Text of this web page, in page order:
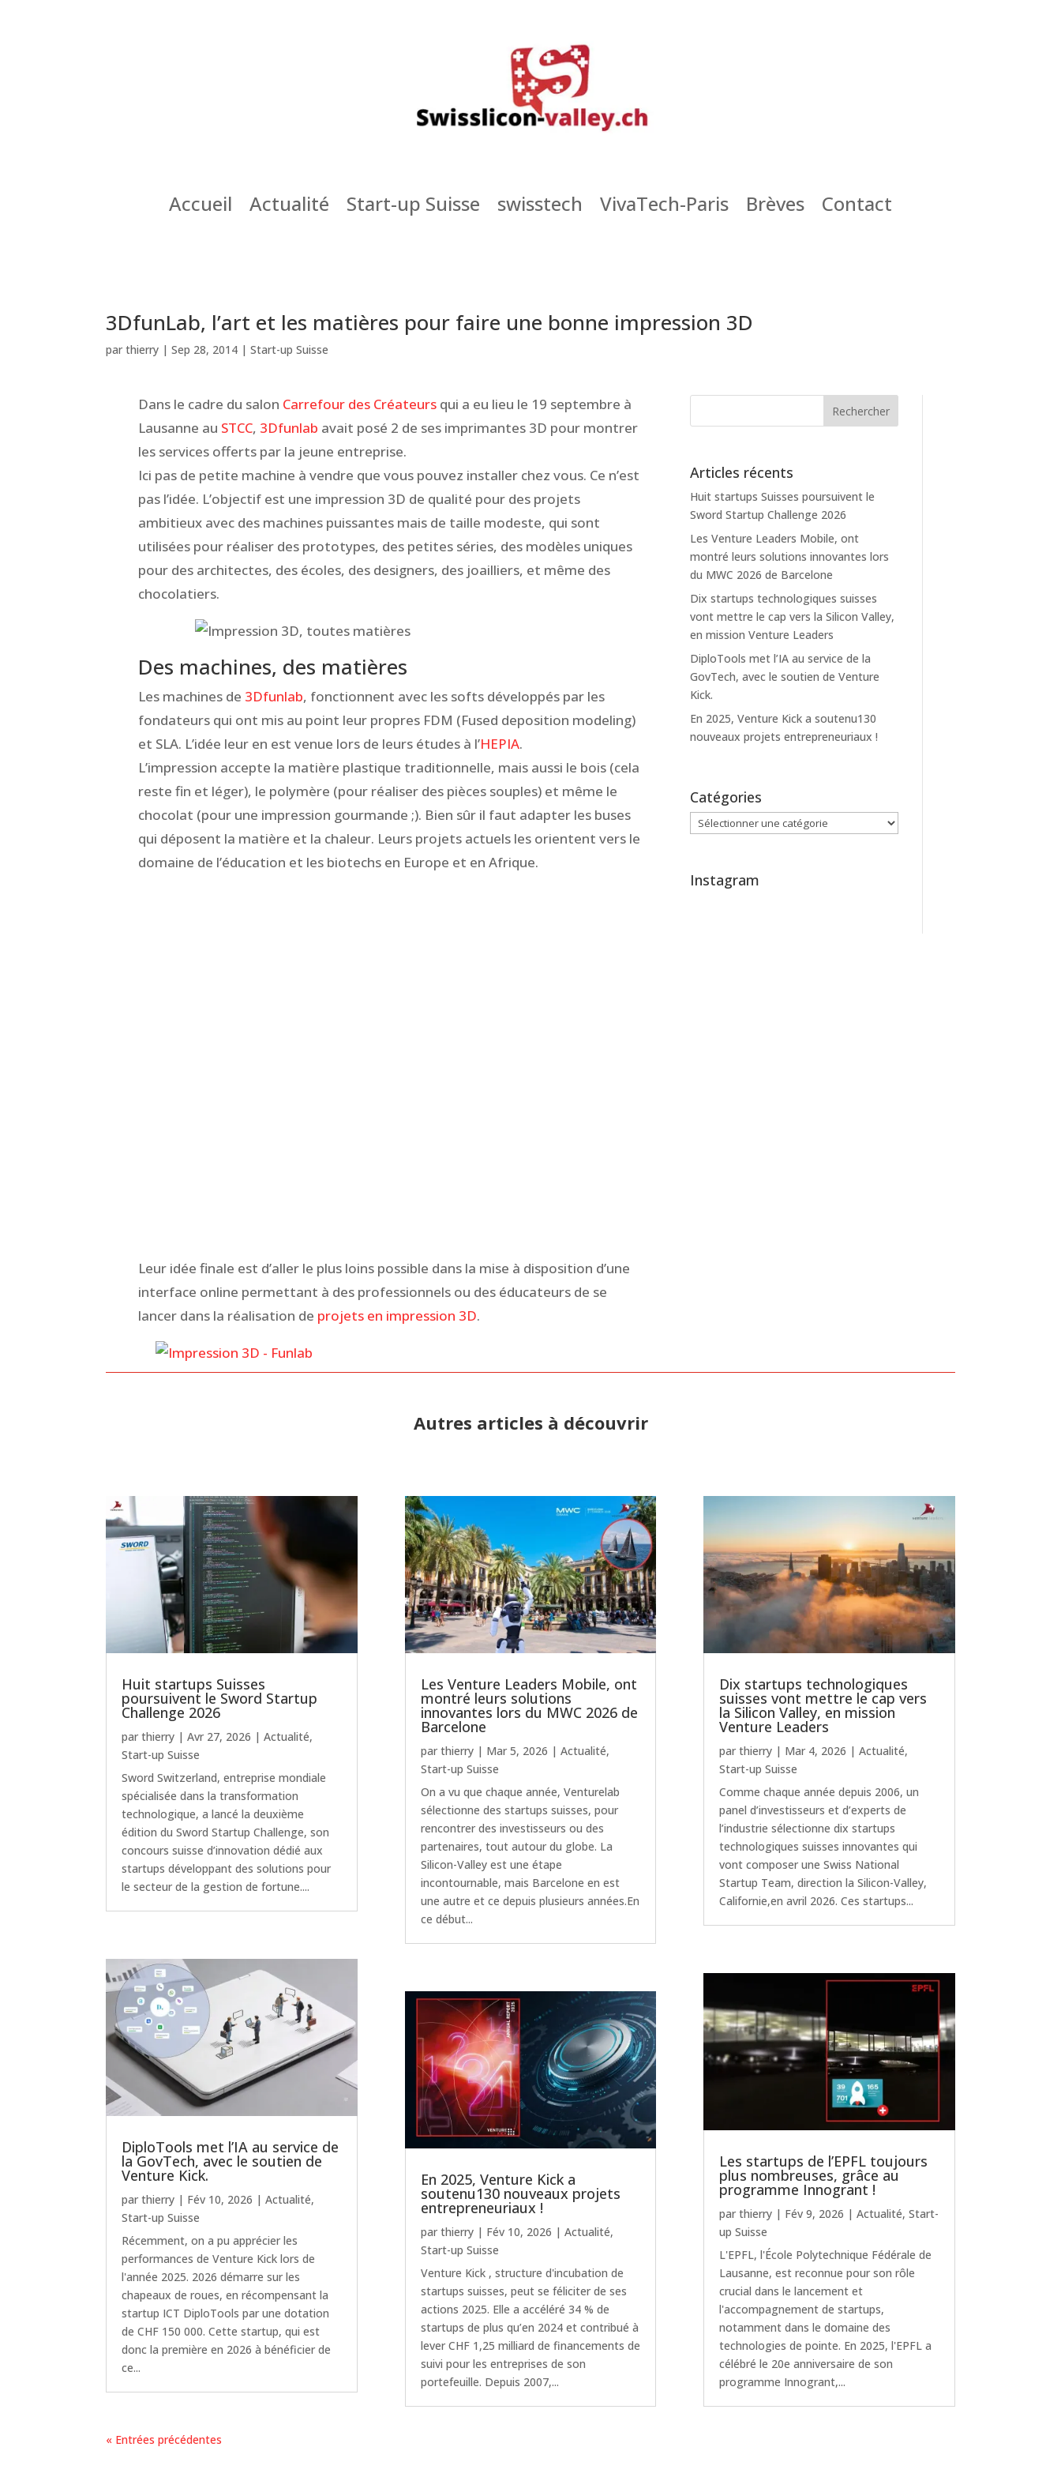
Accueil Actualité Start-up Suisse swisstech VivaTech-Paris Brèves Contact
3DfunLab, l’art et les matières pour faire une bonne impression 3D
parthierry |Sep 28, 2014 |Start-up Suisse
Dans le cadre du salon Carrefour des Créateurs qui a eu lieu le 19 septembre à
Lausanne au STCC, 3Dfunlab avait posé 2 de ses imprimantes 3D pour montrer
les services offerts par la jeune entreprise.
Ici pas de petite machine à vendre que vous pouvez installer chez vous. Ce n’est
pas l’idée. L’objectif est une impression 3D de qualité pour des projets
ambitieux avec des machines puissantes mais de taille modeste, qui sont
utilisées pour réaliser des prototypes, des petites séries, des modèles uniques
pour des architectes, des écoles, des designers, des joailliers, et même des
chocolatiers.
Des machines, des matières
Les machines de 3Dfunlab, fonctionnent avec les softs développés par les
fondateurs qui ont mis au point leur propres FDM (Fused deposition modeling)
et SLA. L’idée leur en est venue lors de leurs études à l’HEPIA.
L’impression accepte la matière plastique traditionnelle, mais aussi le bois (cela
reste fin et léger), le polymère (pour réaliser des pièces souples) et même le
chocolat (pour une impression gourmande ;). Bien sûr il faut adapter les buses
qui déposent la matière et la chaleur. Leurs projets actuels les orientent vers le
domaine de l’éducation et les biotechs en Europe et en Afrique.
Leur idée finale est d’aller le plus loins possible dans la mise à disposition d’une
interface online permettant à des professionnels ou des éducateurs de se
lancer dans la réalisation de projets en impression 3D.
Articles récents
Huit startups Suisses poursuivent le
Sword Startup Challenge 2026
Les Venture Leaders Mobile, ont
montré leurs solutions innovantes lors
du MWC 2026 de Barcelone
Dix startups technologiques suisses
vont mettre le cap vers la Silicon Valley,
en mission Venture Leaders
DiploTools met l’IA au service de la
GovTech, avec le soutien de Venture
Kick.
En 2025, Venture Kick a soutenu130
nouveaux projets entrepreneuriaux !
Catégories
Catégories
Instagram
Autres articles à découvrir
Huit startups Suisses
poursuivent le Sword Startup
Challenge 2026
parthierry |Avr 27, 2026 |Actualité,
Start-up Suisse
Sword Switzerland, entreprise mondiale
spécialisée dans la transformation
technologique, a lancé la deuxième
édition du Sword Startup Challenge, son
concours suisse d’innovation dédié aux
startups développant des solutions pour
le secteur de la gestion de fortune....
DiploTools met l’IA au service de
la GovTech, avec le soutien de
Venture Kick.
parthierry | Fév 10, 2026 |Actualité,
Start-up Suisse
Récemment, on a pu apprécier les
performances de Venture Kick lors de
l'année 2025. 2026 démarre sur les
chapeaux de roues, en récompensant la
startup ICT DiploTools par une dotation
de CHF 150 000. Cette startup, qui est
donc la première en 2026 à bénéficier de
ce...
Les Venture Leaders Mobile, ont
montré leurs solutions
innovantes lors du MWC 2026 de
Barcelone
par thierry| Mar 5, 2026 | Actualité,
Start-up Suisse
On a vu que chaque année, Venturelab
sélectionne des startups suisses, pour
rencontrer des investisseurs ou des
partenaires, tout autour du globe. La
Silicon-Valley est une étape
incontournable, mais Barcelone en est
une autre et ce depuis plusieurs années.En
ce début...
En 2025, Venture Kick a
soutenu130 nouveaux projets
entrepreneuriaux !
par thierry| Fév 10, 2026 | Actualité,
Start-up Suisse
Venture Kick , structure d'incubation de
startups suisses, peut se féliciter de ses
actions 2025. Elle a accéléré 34 % de
startups de plus qu’en 2024 et contribué à
lever CHF 1,25 milliard de financements de
suivi pour les entreprises de son
portefeuille. Depuis 2007,...
Dix startups technologiques
suisses vont mettre le cap vers
la Silicon Valley, en mission
Venture Leaders
par thierry| Mar 4, 2026 | Actualité,
Start-up Suisse
Comme chaque année depuis 2006, un
panel d’investisseurs et d’experts de
l’industrie sélectionne dix startups
technologiques suisses innovantes qui
vont composer une Swiss National
Startup Team, direction la Silicon-Valley,
Californie,en avril 2026. Ces startups...
Les startups de l’EPFL toujours
plus nombreuses, grâce au
programme Innogrant !
par thierry| Fév 9, 2026 | Actualité, Start-
up Suisse
L'EPFL, l'École Polytechnique Fédérale de
Lausanne, est reconnue pour son rôle
crucial dans le lancement et
l'accompagnement de startups,
notamment dans le domaine des
technologies de pointe. En 2025, l'EPFL a
célébré le 20e anniversaire de son
programme Innogrant,...
« Entrées précédentes